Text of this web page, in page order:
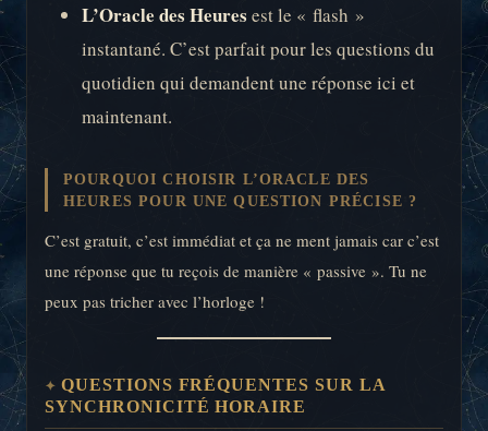
L’Oracle des Heures est le « flash »
instantané. C’est parfait pour les questions du
quotidien qui demandent une réponse ici et
maintenant.
POURQUOI CHOISIR L’ORACLE DES
HEURES POUR UNE QUESTION PRÉCISE ?
C’est gratuit, c’est immédiat et ça ne ment jamais car c’est
une réponse que tu reçois de manière « passive ». Tu ne
peux pas tricher avec l’horloge !
QUESTIONS FRÉQUENTES SUR LA
SYNCHRONICITÉ HORAIRE